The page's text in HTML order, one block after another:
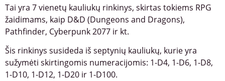
Tai yra 7 vienetų kauliukų rinkinys, skirtas tokiems RPG
žaidimams, kaip D&D (Dungeons and Dragons),
Pathfinder, Cyberpunk 2077 ir kt.
Šis rinkinys susideda iš septynių kauliukų, kurie yra
sužymėti skirtingomis numeracijomis: 1-D4, 1-D6, 1-D8,
1-D10, 1-D12, 1-D20 ir 1-D100.